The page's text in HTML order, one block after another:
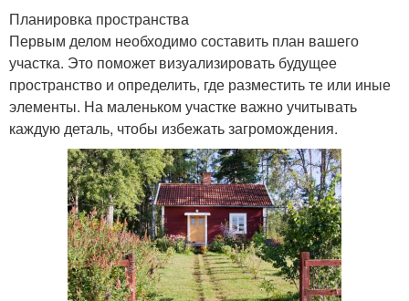
Планировка пространства
Первым делом необходимо составить план вашего
участка. Это поможет визуализировать будущее
пространство и определить, где разместить те или иные
элементы. На маленьком участке важно учитывать
каждую деталь, чтобы избежать загромождения.